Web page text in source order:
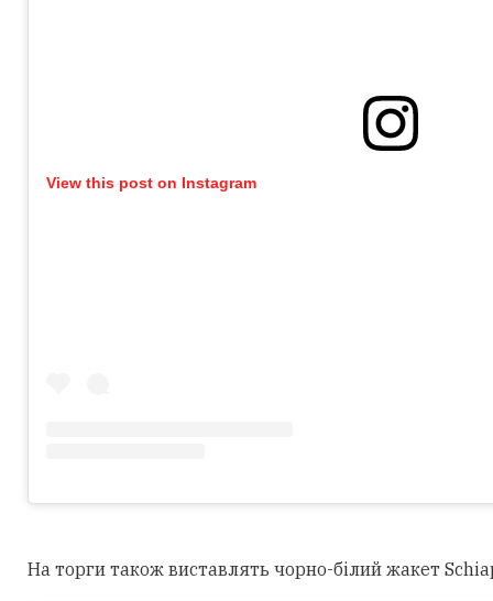
View this post on Instagram
На торги також виставлять чорно-білий жакет